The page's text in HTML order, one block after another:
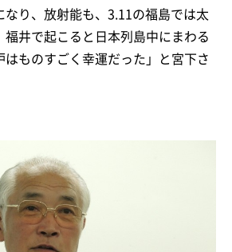
なり、放射能も、3.11の福島では太
福井で起こると日本列島中にまわる
はものすごく幸運だった」と宮下さ